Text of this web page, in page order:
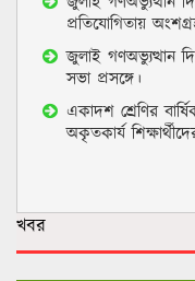
প্রতিযোগিতায়
জুলাই গণঅভ্যুত্থান
সভা প্রসঙ্গে।
একাদশ শ্রেণির
অকৃতকার্য
খবর